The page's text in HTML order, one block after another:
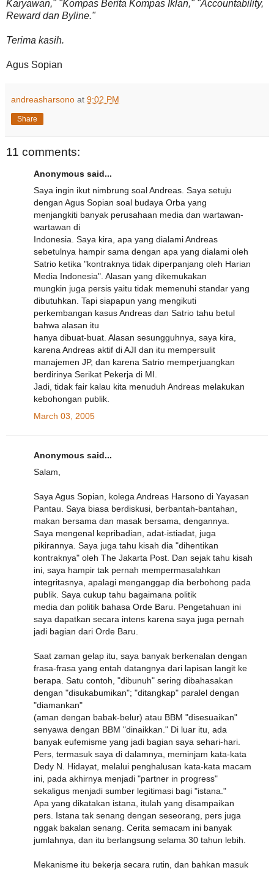
Karyawan," "Kompas Berita Kompas Iklan," "Accountability,
Reward dan Byline."
Terima kasih.
Agus Sopian
andreasharsono at 9:02 PM
Share
11 comments:
Anonymous said...
Saya ingin ikut nimbrung soal Andreas. Saya setuju
dengan Agus Sopian soal budaya Orba yang
menjangkiti banyak perusahaan media dan wartawan-
wartawan di
Indonesia. Saya kira, apa yang dialami Andreas
sebetulnya hampir sama dengan apa yang dialami oleh
Satrio ketika "kontraknya tidak diperpanjang oleh Harian
Media Indonesia". Alasan yang dikemukakan
mungkin juga persis yaitu tidak memenuhi standar yang
dibutuhkan. Tapi siapapun yang mengikuti
perkembangan kasus Andreas dan Satrio tahu betul
bahwa alasan itu
hanya dibuat-buat. Alasan sesungguhnya, saya kira,
karena Andreas aktif di AJI dan itu mempersulit
manajemen JP, dan karena Satrio memperjuangkan
berdirinya Serikat Pekerja di MI.
Jadi, tidak fair kalau kita menuduh Andreas melakukan
kebohongan publik.
March 03, 2005
Anonymous said...
Salam,
Saya Agus Sopian, kolega Andreas Harsono di Yayasan
Pantau. Saya biasa berdiskusi, berbantah-bantahan,
makan bersama dan masak bersama, dengannya.
Saya mengenal kepribadian, adat-istiadat, juga
pikirannya. Saya juga tahu kisah dia "dihentikan
kontraknya" oleh The Jakarta Post. Dan sejak tahu kisah
ini, saya hampir tak pernah mempermasalahkan
integritasnya, apalagi menganggap dia berbohong pada
publik. Saya cukup tahu bagaimana politik
media dan politik bahasa Orde Baru. Pengetahuan ini
saya dapatkan secara intens karena saya juga pernah
jadi bagian dari Orde Baru.
Saat zaman gelap itu, saya banyak berkenalan dengan
frasa-frasa yang entah datangnya dari lapisan langit ke
berapa. Satu contoh, "dibunuh" sering dibahasakan
dengan "disukabumikan"; "ditangkap" paralel dengan
"diamankan"
(aman dengan babak-belur) atau BBM "disesuaikan"
senyawa dengan BBM "dinaikkan." Di luar itu, ada
banyak eufemisme yang jadi bagian saya sehari-hari.
Pers, termasuk saya di dalamnya, meminjam kata-kata
Dedy N. Hidayat, melalui penghalusan kata-kata macam
ini, pada akhirnya menjadi "partner in progress"
sekaligus menjadi sumber legitimasi bagi "istana."
Apa yang dikatakan istana, itulah yang disampaikan
pers. Istana tak senang dengan seseorang, pers juga
nggak bakalan senang. Cerita semacam ini banyak
jumlahnya, dan itu berlangsung selama 30 tahun lebih.
Mekanisme itu bekerja secara rutin, dan bahkan masuk